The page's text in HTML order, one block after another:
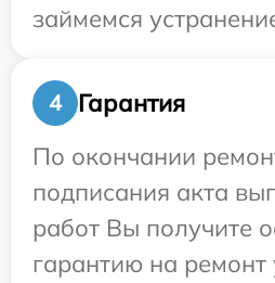
займемся
4
Гарантия
По окончании
подписания акта
работ Вы получите
гарантию на ремонт